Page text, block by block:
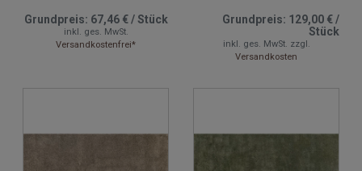
Grundpreis: 67,46 €/Stück
inkl. ges. MwSt.
Versandkostenfrei*
Grundpreis: 129,00 €/
Stück
inkl. ges. MwSt. zzgl.
Versandkosten